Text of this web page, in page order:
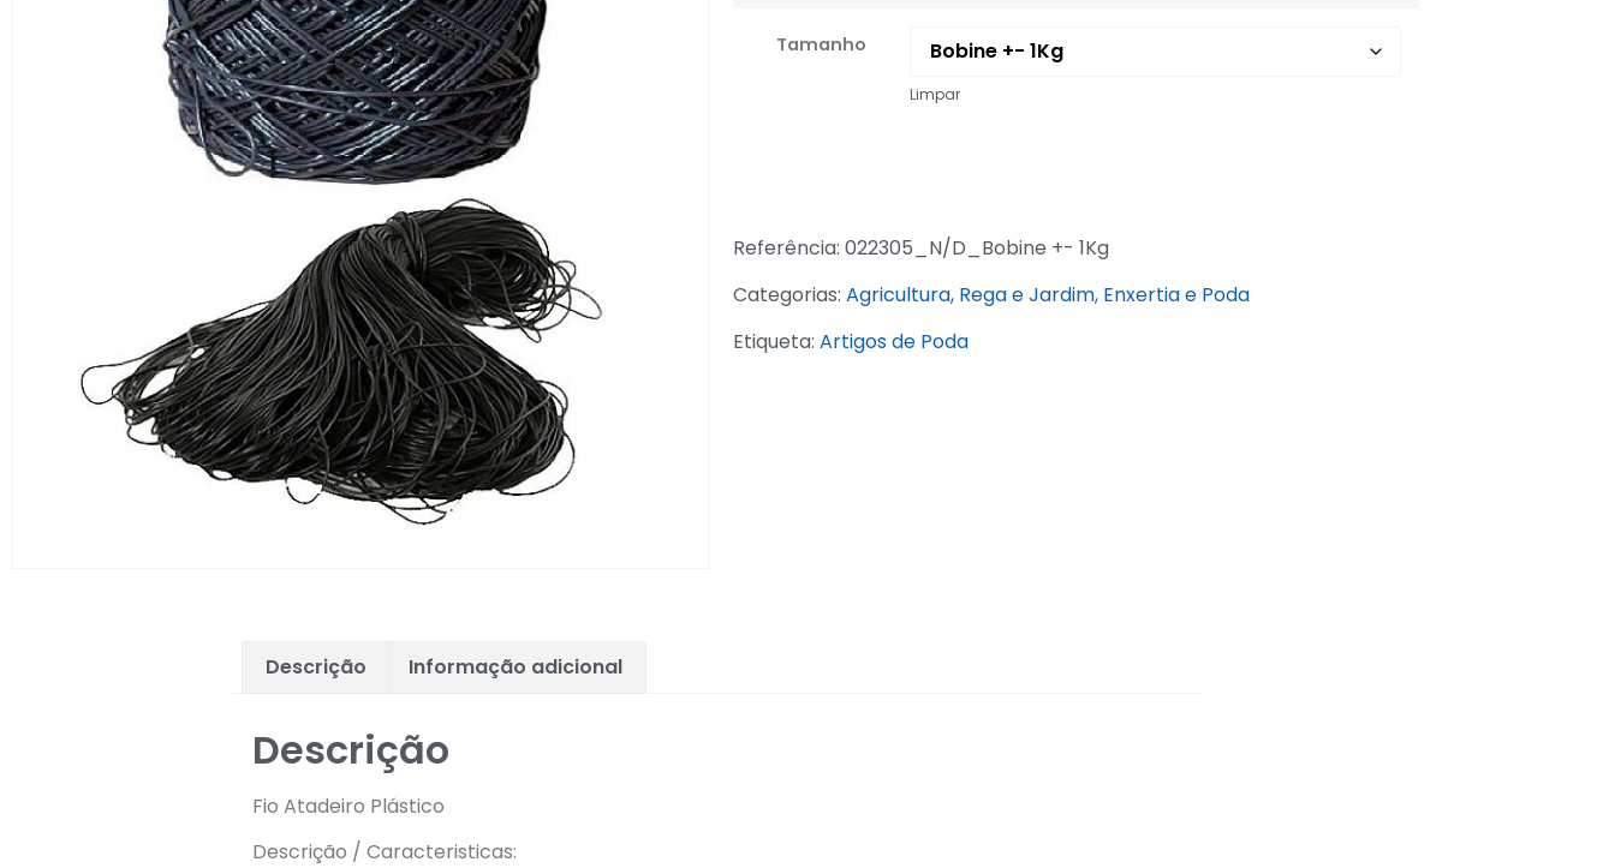
Tamanho
Limpar
Referência: 022305_N/D_Bobine +- 1Kg
Categorias: Agricultura, Rega e Jardim, Enxertia e Poda
Etiqueta: Artigos de Poda
Descrição Informação adicional
Descrição
Fio Atadeiro Plástico
Descrição / Caracteristicas: